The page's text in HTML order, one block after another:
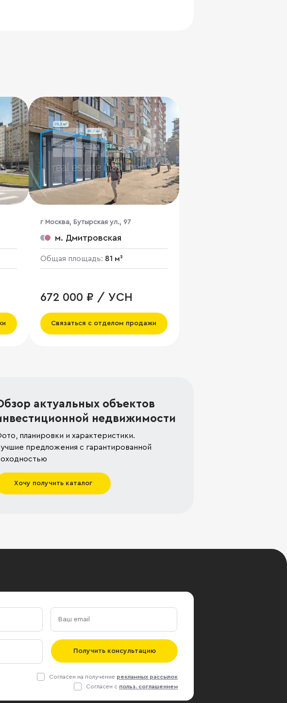
г Москва, Бутырская ул., 97
м. Дмитровская
Общая площадь: 81 м²
672 000 ₽ / УСН
Связаться с отделом продажи
актуальных объектов
недвижимости
планировки и характеристики.
предложения с гарантированной
Хочу получить каталог
Получить консультацию
Согласен на получение рекламных рассылок
Согласен с польз. соглашением